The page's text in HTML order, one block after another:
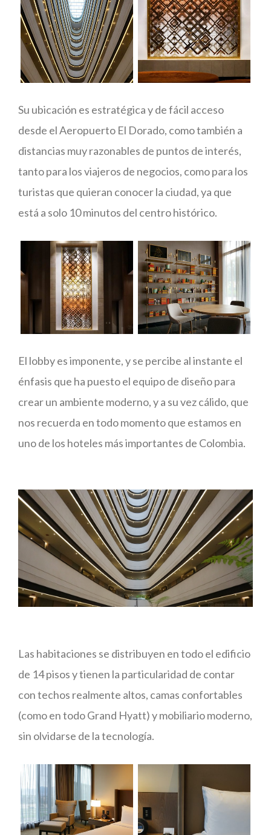
Su ubicación es estratégica y de fácil acceso
desde el Aeropuerto El Dorado, como también a
distancias muy razonables de puntos de interés,
tanto para los viajeros de negocios, como para los
turistas que quieran conocer la ciudad, ya que
está a solo 10 minutos del centro histórico.
El lobby es imponente, y se percibe al instante el
énfasis que ha puesto el equipo de diseño para
crear un ambiente moderno, y a su vez cálido, que
nos recuerda en todo momento que estamos en
uno de los hoteles más importantes de Colombia.
Las habitaciones se distribuyen en todo el edificio
de 14 pisos y tienen la particularidad de contar
con techos realmente altos, camas confortables
(como en todo Grand Hyatt) y mobiliario moderno,
sin olvidarse de la tecnología.